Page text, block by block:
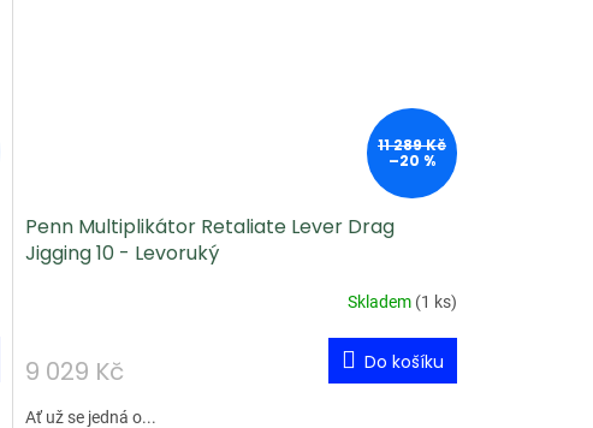
11 289 Kč
–20 %
Penn Multiplikátor Retaliate Lever Drag
Jigging 10 - Levoruký
Skladem (1 ks)
9 029 Kč Do košíku
Ať už se jedná o...